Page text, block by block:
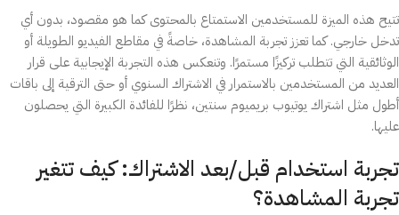
تتيح هذه الميزة للمستخدمين الاستمتاع بالمحتوى كما هو مقصود، بدون أي
تدخل خارجي. كما تعزز تجربة المشاهدة، خاصةً في مقاطع الفيديو الطويلة أو
الوثائقية التي تتطلب تركيزًا مستمرًا. وتنعكس هذه التجربة الإيجابية على قرار
العديد من المستخدمين بالاستمرار في الاشتراك السنوي أو حتى الترقية إلى باقات
أطول مثل اشتراك يوتيوب بريميوم سنتين، نظرًا للفائدة الكبيرة التي يحصلون
عليها.
تجربة استخدام قبل/بعد الاشتراك: كيف تتغير
تجربة المشاهدة؟